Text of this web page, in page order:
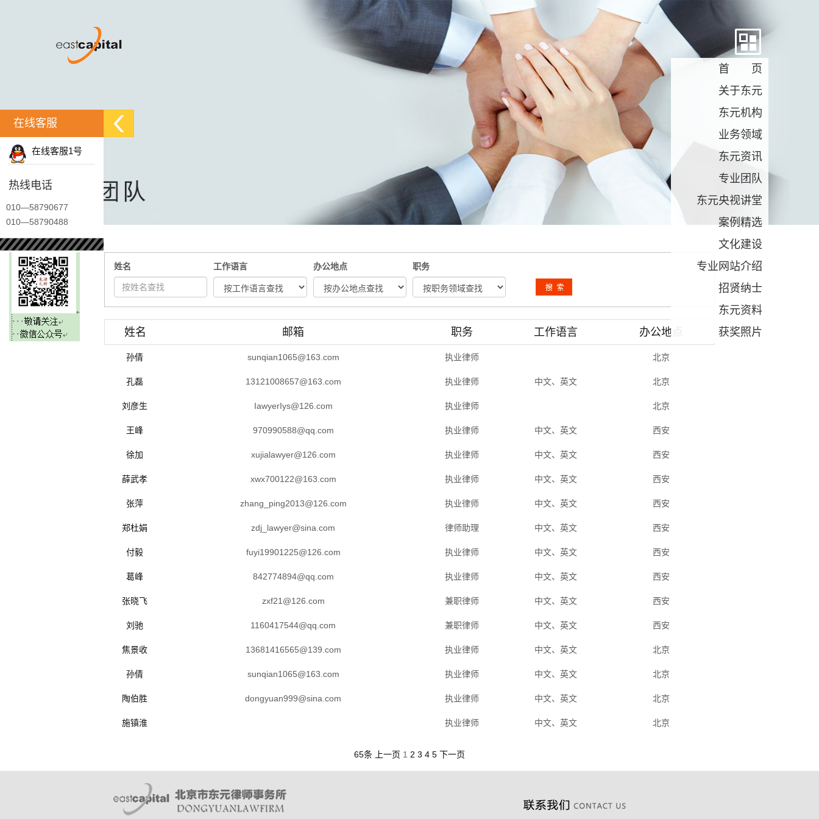
首 页
关于东元
东元机构
业务领域
东元资讯
专业团队
东元央视讲堂
案例精选
文化建设
专业网站介绍
招贤纳士
东元资料
获奖照片
姓名 工作语言 办公地点 职务
姓名 邮箱 职务 工作语言 办公地点
孙倩 sunqian1065@163.com 执业律师 北京
孔磊 13121008657@163.com 执业律师 中文、英文 北京
刘彦生 IawyerIys@126.com 执业律师 北京
王峰 970990588@qq.com 执业律师 中文、英文 西安
徐加 xujialawyer@126.com 执业律师 中文、英文 西安
薛武孝 xwx700122@163.com 执业律师 中文、英文 西安
张萍 zhang_ping2013@126.com 执业律师 中文、英文 西安
郑杜娟 zdj_lawyer@sina.com 律师助理 中文、英文 西安
付毅 fuyi19901225@126.com 执业律师 中文、英文 西安
葛峰 842774894@qq.com 执业律师 中文、英文 西安
张晓飞 zxf21@126.com 兼职律师 中文、英文 西安
刘驰 1160417544@qq.com 兼职律师 中文、英文 西安
焦景收 13681416565@139.com 执业律师 中文、英文 北京
孙倩 sunqian1065@163.com 执业律师 中文、英文 北京
陶伯胜 dongyuan999@sina.com 执业律师 中文、英文 北京
施镇淮 执业律师 中文、英文 北京
65条 上一页 1 2 3 4 5 下一页
在线客服
在线客服1号
热线电话
010—58790677
010—58790488